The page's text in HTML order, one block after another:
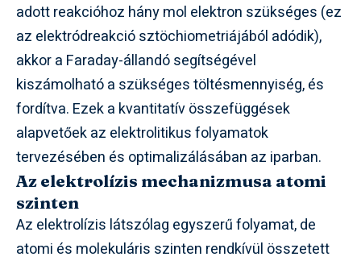
adott reakcióhoz hány mol elektron szükséges (ez
az elektródreakció sztöchiometriájából adódik),
akkor a Faraday-állandó segítségével
kiszámolható a szükséges töltésmennyiség, és
fordítva. Ezek a kvantitatív összefüggések
alapvetőek az elektrolitikus folyamatok
tervezésében és optimalizálásában az iparban.
Az elektrolízis mechanizmusa atomi
szinten
Az elektrolízis látszólag egyszerű folyamat, de
atomi és molekuláris szinten rendkívül összetett